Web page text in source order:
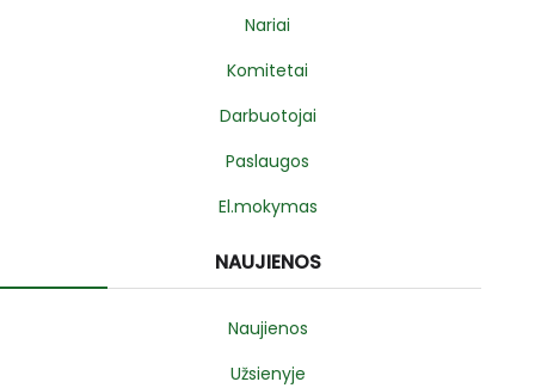
Nariai
Komitetai
Darbuotojai
Paslaugos
El.mokymas
NAUJIENOS
Naujienos
Užsienyje